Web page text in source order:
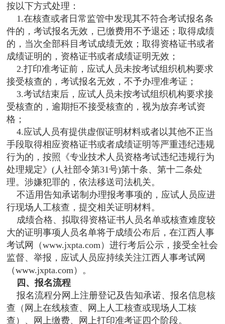
按以下方式处理：
1.在核查或者日常监管中发现其不符合考试报名条
件的，考试报名无效，已缴费用不予退还；取得成绩
的，当次全部科目考试成绩无效；取得资格证书或者
成绩证明的，资格证书或者成绩证明无效；
2.打印准考证前，应试人员未按考试组织机构要求
接受核查的，考试报名无效，不予办理准考证；
3.考试结束后，应试人员未按考试组织机构要求接
受核查的，逾期拒不接受核查的，视为放弃考试资
格；
4.应试人员有提供虚假证明材料或者以其他不正当
手段取得相应资格证书或者成绩证明等严重违纪违规
行为的，按照《专业技术人员资格考试违纪违规行为
处理规定》(人社部令第31号)第十条、第十二条处
理。涉嫌犯罪的，依法移送司法机关。
不适用告知承诺制办理报考事项的，应试人员应进
行现场人工核查，提交相关证明材料。
成绩合格、拟取得资格证书人员名单或核查难度较
大的证明事项人员名单将于成绩公布后，在江西人事
考试网（www.jxpta.com）进行考后公示，接受全社会
监督、举报，应试人员应持续关注江西人事考试网
（www.jxpta.com）。
四、报名流程
报名流程分网上注册登记及告知承诺、报名信息核
查（网上在线核查、网上人工核查或现场人工核
查）、网上缴费、网上打印准考证四个阶段。